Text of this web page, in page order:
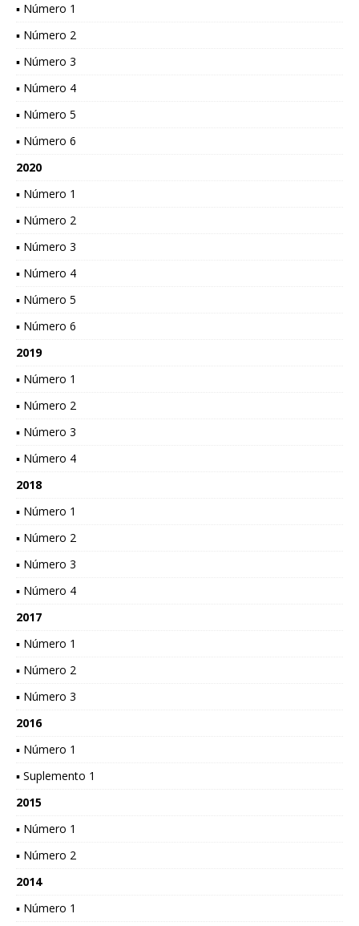
▪ Número 1
▪ Número 2
▪ Número 3
▪ Número 4
▪ Número 5
▪ Número 6
2020
▪ Número 1
▪ Número 2
▪ Número 3
▪ Número 4
▪ Número 5
▪ Número 6
2019
▪ Número 1
▪ Número 2
▪ Número 3
▪ Número 4
2018
▪ Número 1
▪ Número 2
▪ Número 3
▪ Número 4
2017
▪ Número 1
▪ Número 2
▪ Número 3
2016
▪ Número 1
▪ Suplemento 1
2015
▪ Número 1
▪ Número 2
2014
▪ Número 1